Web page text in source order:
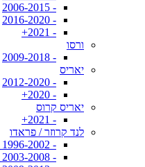
- 2006-2015
- 2016-2020
- 2021+
ורסו
- 2009-2018
יאריס
- 2012-2020
- 2020+
יאריס קרוס
- 2021+
לנד קרוזר / פראדו
- 1996-2002 (J90)
- 2003-2008 (J120)